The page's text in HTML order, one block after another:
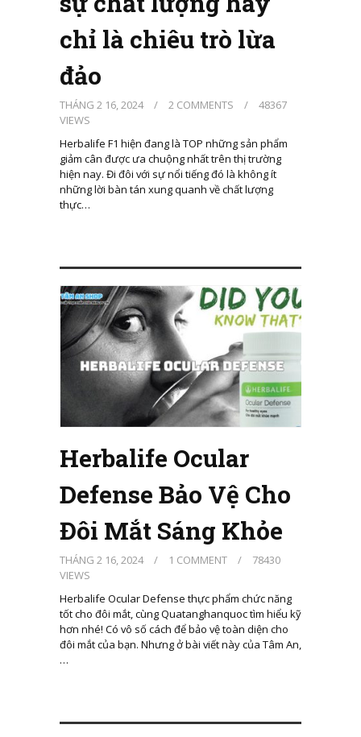
chỉ là chiêu trò lừa
đảo
THÁNG 2 16, 2024 / 2 COMMENTS /
48367
VIEWS
Herbalife F1 hiện đang là TOP những sản phẩm
giảm cân được ưa chuộng nhất trên thị trường
hiện nay. Đi đôi với sự nổi tiếng đó là không ít
những lời bàn tán xung quanh về chất lượng
thực…
Herbalife Ocular
Defense Bảo Vệ Cho
Đôi Mắt Sáng Khỏe
THÁNG 2 16, 2024 / 1 COMMENT /
78430
VIEWS
Herbalife Ocular Defense thực phẩm chức năng
tốt cho đôi mắt, cùng Quatanghanquoc tìm hiểu kỹ
hơn nhé! Có vô số cách để bảo vệ toàn diện cho
đôi mắt của bạn. Nhưng ở bài viết này của Tâm An,
…